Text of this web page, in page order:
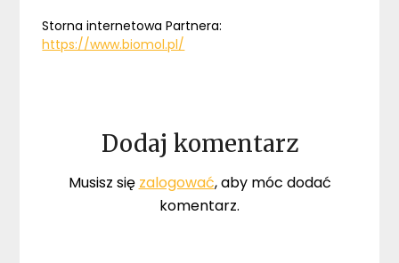
Storna internetowa Partnera:
https://www.biomol.pl/
Dodaj komentarz
Musisz się zalogować, aby móc dodać
komentarz.